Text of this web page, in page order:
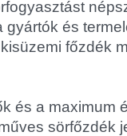
és
főzdék
és a maximum
sörfőzdék